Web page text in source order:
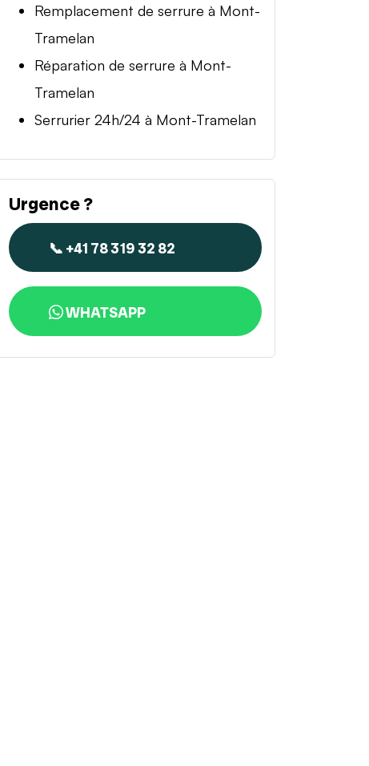
Remplacement de serrure à Mont-
Tramelan
Réparation de serrure à Mont-
Tramelan
Serrurier 24h/24 à Mont-Tramelan
Urgence ?
📞 +41 78 319 32 82
WHATSAPP